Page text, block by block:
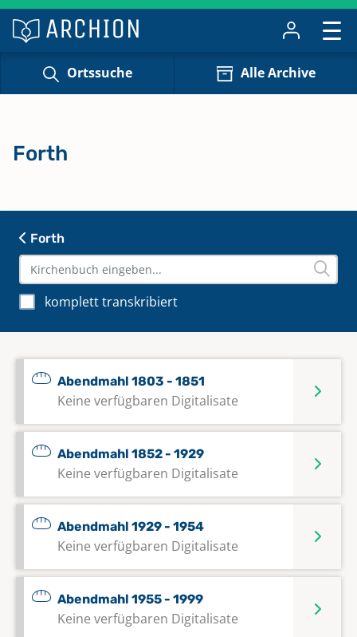
Ortssuche Alle Archive
Forth
komplett transkribiert
Abendmahl 1803 - 1851
Keine verfügbaren Digitalisate
Abendmahl 1852 - 1929
Keine verfügbaren Digitalisate
Abendmahl 1929 - 1954
Keine verfügbaren Digitalisate
Abendmahl 1955 - 1999
Keine verfügbaren Digitalisate
Forth